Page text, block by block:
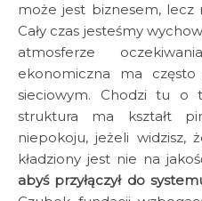
może jest biznesem, lecz
Cały czas jesteśmy
atmosferze
ekonomiczna ma
sieciowym. Chodzi tu o
struktura ma kształt
niepokoju, jeżeli widzisz,
kładziony jest nie na
abyś przyłączył do